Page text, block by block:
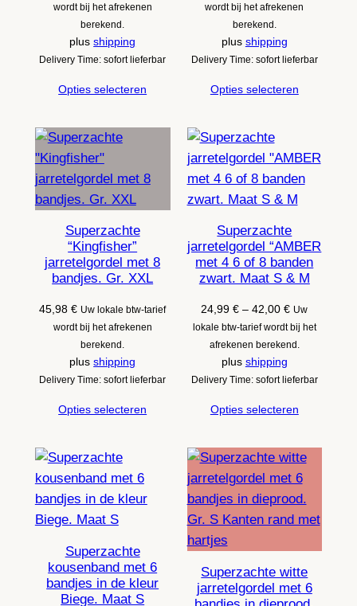
wordt bij het afrekenen
berekend.
plusshipping
Delivery Time: sofort lieferbar
Opties selecteren
wordt bij het afrekenen
berekend.
plus shipping
Delivery Time: sofort lieferbar
Opties selecteren
Superzachte
“Kingfisher”
jarretelgordel met 8
bandjes. Gr. XXL
45,98€ Uw lokale btw-tarief
wordt bij het afrekenen
berekend.
plusshipping
Delivery Time: sofort lieferbar
Opties selecteren
Superzachte
jarretelgordel “AMBER
met 4 6 of 8 banden
zwart. Maat S & M
24,99€ – 42,00€Prijsklasse:
24,99 €
tot
Uw
lokale btw-tarief wordt bij het
afrekenen berekend.
plus shipping
Delivery Time: sofort lieferbar
Opties selecteren
Superzachte
kousenband met 6
bandjes in de kleur
Biege. Maat S
Superzachte witte
jarretelgordel met 6